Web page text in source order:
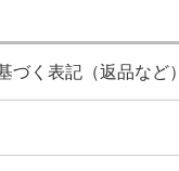
づく表記（返品など）